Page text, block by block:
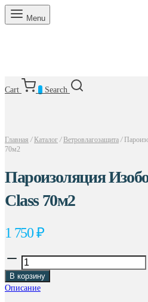
Menu
Cart Search
Главная / Каталог / Ветровлагозащита /
70м2
Пароизоляция
Class 70м2
1 750₽
Количество
товара
Пароизоляция
Изобонд
В корзину
Описание